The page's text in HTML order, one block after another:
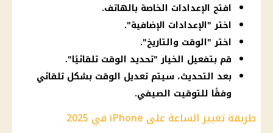
افتح الإعدادات الخاصة بالهاتف.
اختر "الإعدادات الإضافية".
اختر "الوقت والتاريخ".
قم بتفعيل الخيار "تحديد الوقت تلقائيًا".
بعد التحديث، سيتم تعديل الوقت بشكل تلقائي
وفقًا للتوقيت الصيفي.
طريقة تغيير الساعة على iPhone في 2025